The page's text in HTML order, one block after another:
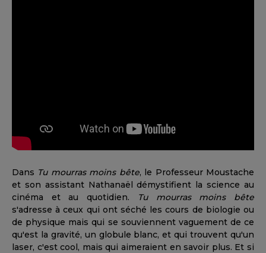
Dans Tu mourras moins bête, le Professeur Moustache
et son assistant Nathanaël démystifient la science au
cinéma et au quotidien.
Tu mourras moins bête
s'adresse à ceux qui ont séché les cours de biologie ou
de physique mais qui se souviennent vaguement de ce
qu'est la gravité, un globule blanc, et qui trouvent qu'un
laser, c'est cool, mais qui aimeraient en savoir plus. Et si